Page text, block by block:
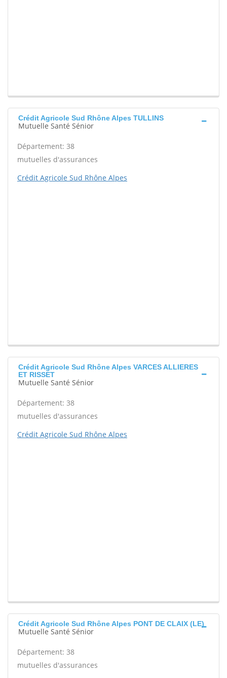
Crédit Agricole Sud Rhône Alpes TULLINS
Mutuelle Santé Sénior
Département: 38
mutuelles d'assurances
Crédit Agricole Sud Rhône Alpes
Crédit Agricole Sud Rhône Alpes VARCES ALLIERES
ET RISSET
Mutuelle Santé Sénior
Département: 38
mutuelles d'assurances
Crédit Agricole Sud Rhône Alpes
Crédit Agricole Sud Rhône Alpes PONT DE CLAIX (LE)
Mutuelle Santé Sénior
Département: 38
mutuelles d'assurances